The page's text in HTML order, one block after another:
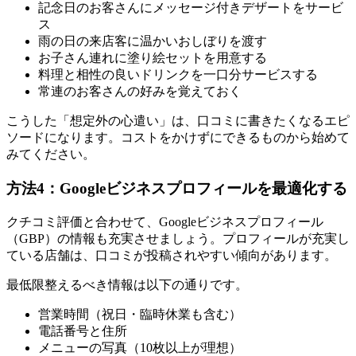
記念日のお客さんにメッセージ付きデザートをサービ
ス
雨の日の来店客に温かいおしぼりを渡す
お子さん連れに塗り絵セットを用意する
料理と相性の良いドリンクを一口分サービスする
常連のお客さんの好みを覚えておく
こうした「想定外の心遣い」は、口コミに書きたくなるエピ
ソードになります。コストをかけずにできるものから始めて
みてください。
方法4：Googleビジネスプロフィールを最適化する
クチコミ評価と合わせて、Googleビジネスプロフィール
（GBP）の情報も充実させましょう。プロフィールが充実し
ている店舗は、口コミが投稿されやすい傾向があります。
最低限整えるべき情報は以下の通りです。
営業時間（祝日・臨時休業も含む）
電話番号と住所
メニューの写真（10枚以上が理想）